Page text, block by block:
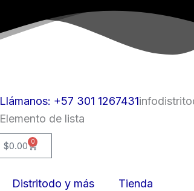
Llámanos: +57 301 1267431
Elemento de lista
$0.00 0
Cart
Distritodo y más Tienda